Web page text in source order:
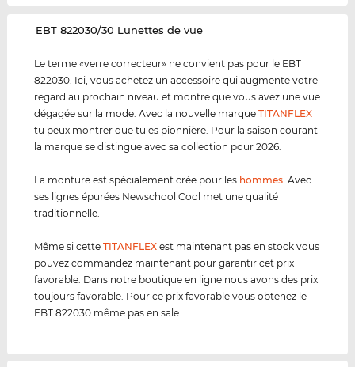
‌EBT 822030/30 Lunettes de vue
Le terme «verre correcteur» ne convient pas pour le EBT
822030. Ici, vous achetez un accessoire qui augmente votre
regard au prochain niveau et montre que vous avez une vue
dégagée sur la mode. Avec la nouvelle marqueTITANFLEX
tu peux montrer que tu es pionnière. Pour la saison courant
la marque se distingue avec sa collection pour 2026.
La monture est spécialement crée pour les hommes . Avec
ses lignes épurées Newschool Cool met une qualité
traditionnelle.
Même si cetteTITANFLEX est maintenant pas en stock vous
pouvez commandez maintenant pour garantir cet prix
favorable. Dans notre boutique en ligne nous avons des prix
toujours favorable. Pour ce prix favorable vous obtenez le
EBT 822030 même pas en sale.